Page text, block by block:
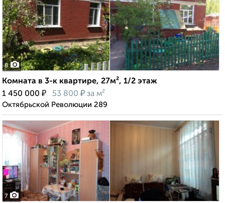
8
Комната в 3-к квартире, 27м², 1/2 этаж
1 450 000 ₽ 53 800 ₽ за м²
Октябрьской Революции 289
7